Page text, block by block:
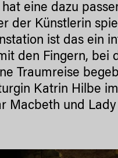
eine dazu
der Künstlerin
ist das ein
den Fingern, bei
Traumreise
Katrin Hilbe
Macbeth und